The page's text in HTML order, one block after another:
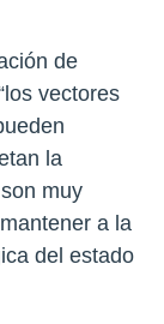
de
vectores
la
muy
a la
del estado